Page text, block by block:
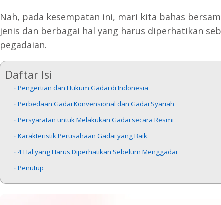
Nah, pada kesempatan ini, mari kita bahas
jenis dan berbagai hal yang harus diperhatikan
pegadaian.
Daftar Isi
Pengertian dan Hukum Gadai di Indonesia
Perbedaan Gadai Konvensional dan Gadai Syariah
Persyaratan untuk Melakukan Gadai secara Resmi
Karakteristik Perusahaan Gadai yang Baik
4 Hal yang Harus Diperhatikan Sebelum Menggadai
Penutup